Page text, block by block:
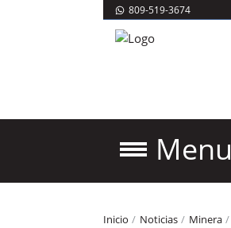
809-519-3674
Menu
Inicio / Noticias/ Minera/